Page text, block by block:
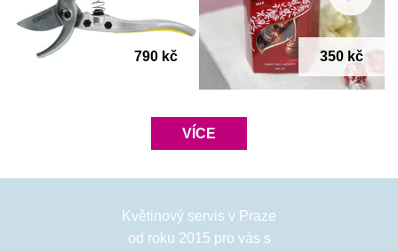
Romantické city se dají vyjádřit i jinak než slovy. Právě květiny
řeknou často více, a navíc si je lze nasušit i na památku.
790 kč 350 kč
VÍCE
Květinový servis v Praze
od roku 2015 pro vás s